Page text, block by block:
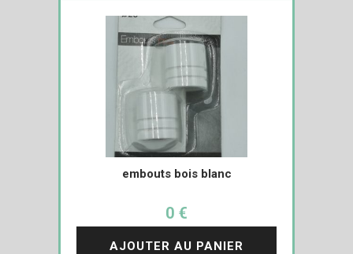
embouts bois blanc
0 €
AJOUTER AU PANIER